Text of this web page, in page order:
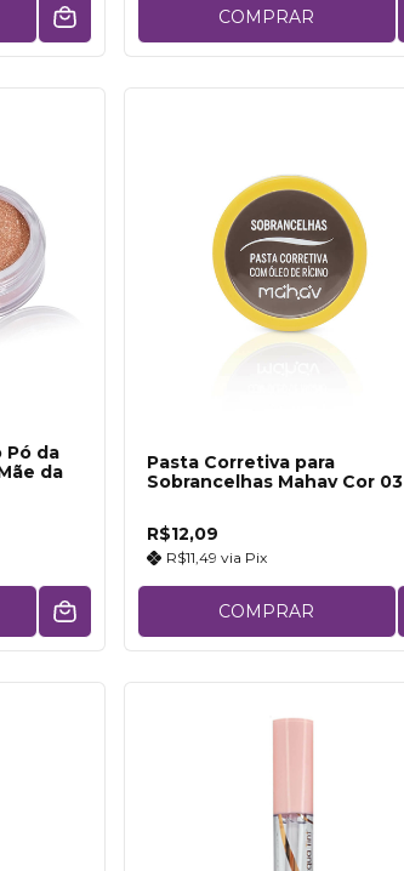
COMPRAR
Pó da
da
Pasta Corretiva para
Sobrancelhas Mahav Cor 03
R$12,09
R$11,49 via Pix
COMPRAR